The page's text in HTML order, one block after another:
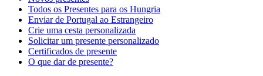
Todos os Presentes para os Hungria
Enviar de Portugal ao Estrangeiro
Crie uma cesta personalizada
Solicitar um presente personalizado
Certificados de presente
O que dar de presente?